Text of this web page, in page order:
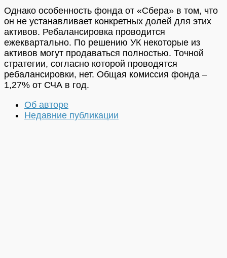
Однако особенность фонда от «Сбера» в том, что
он не устанавливает конкретных долей для этих
активов. Ребалансировка проводится
ежеквартально. По решению УК некоторые из
активов могут продаваться полностью. Точной
стратегии, согласно которой проводятся
ребалансировки, нет. Общая комиссия фонда –
1,27% от СЧА в год.
Об авторе
Недавние публикации